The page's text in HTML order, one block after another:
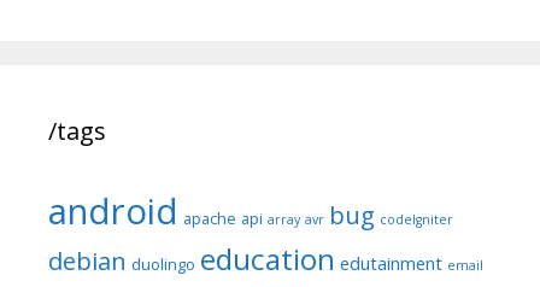
/tags
android apache api array avr bug codeIgniter
debian duolingo education edutainment email